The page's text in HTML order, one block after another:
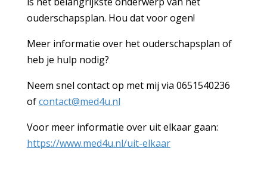
ouderschapsplan. Hou dat voor ogen!
Meer informatie over het ouderschapsplan of
heb je hulp nodig?
Neem snel contact op met mij via 0651540236
ofcontact@med4u.nl
Voor meer informatie over uit elkaar gaan:
https://www.med4u.nl/uit-elkaar